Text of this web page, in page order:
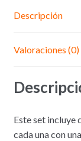
Descripción
Valoraciones (0)
Este set incluye
cada una con